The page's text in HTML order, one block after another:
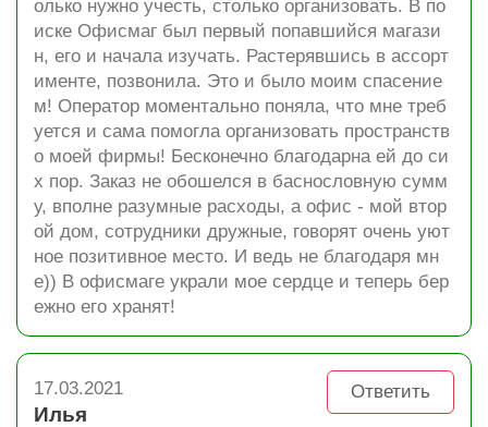
олько нужно учесть, столько организовать. В по
иске Офисмаг был первый попавшийся магази
н, его и начала изучать. Растерявшись в ассорт
именте, позвонила. Это и было моим спасение
м! Оператор моментально поняла, что мне треб
уется и сама помогла организовать пространств
о моей фирмы! Бесконечно благодарна ей до си
х пор. Заказ не обошелся в баснословную сумм
у, вполне разумные расходы, а офис - мой втор
ой дом, сотрудники дружные, говорят очень уют
ное позитивное место. И ведь не благодаря мн
е)) В офисмаге украли мое сердце и теперь бер
ежно его хранят!
Ответить
17.03.2021
Илья